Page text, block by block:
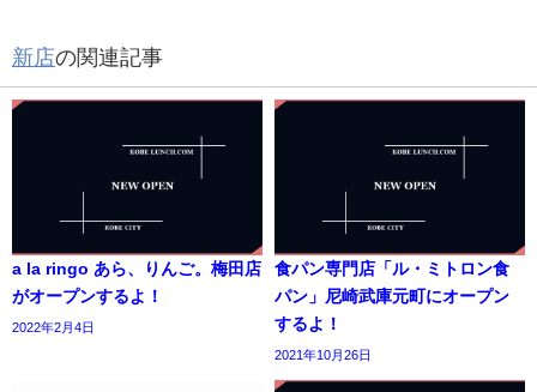
新店の関連記事
a la ringo あら、りんご。梅田店
がオープンするよ！
2022年2月4日
食パン専門店「ル・ミトロン食
パン」尼崎武庫元町にオープン
するよ！
2021年10月26日